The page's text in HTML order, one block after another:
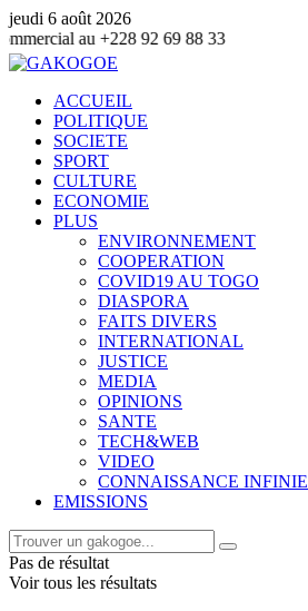
jeudi 6 août 2026
92 69 88 33
ACCUEIL
POLITIQUE
SOCIETE
SPORT
CULTURE
ECONOMIE
PLUS
ENVIRONNEMENT
COOPERATION
COVID19 AU TOGO
DIASPORA
FAITS DIVERS
INTERNATIONAL
JUSTICE
MEDIA
OPINIONS
SANTE
TECH&WEB
VIDEO
CONNAISSANCE INFINIE
EMISSIONS
Pas de résultat
Voir tous les résultats